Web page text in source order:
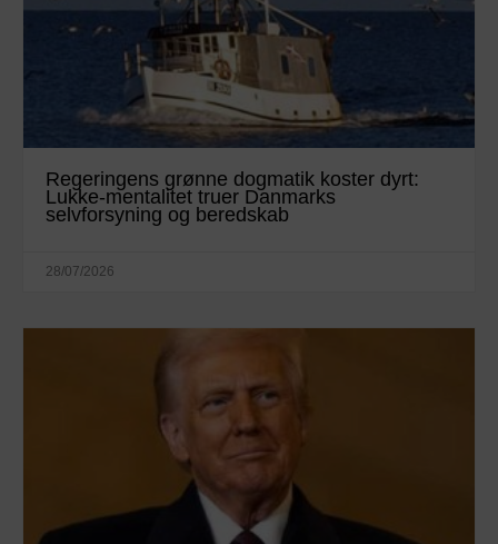
Regeringens grønne dogmatik koster dyrt:
Lukke-mentalitet truer Danmarks
selvforsyning og beredskab
28/07/2026